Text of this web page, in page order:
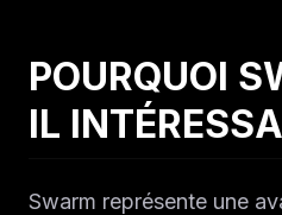
POURQUOI
IL
Swarm représente une